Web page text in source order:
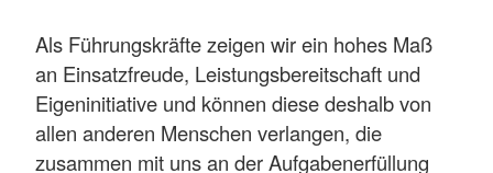
Als Führungskräfte zeigen wir ein hohes Maß
an Einsatzfreude, Leistungsbereitschaft und
Eigeninitiative und können diese deshalb von
allen anderen Menschen verlangen, die
zusammen mit uns an der Aufgabenerfüllung